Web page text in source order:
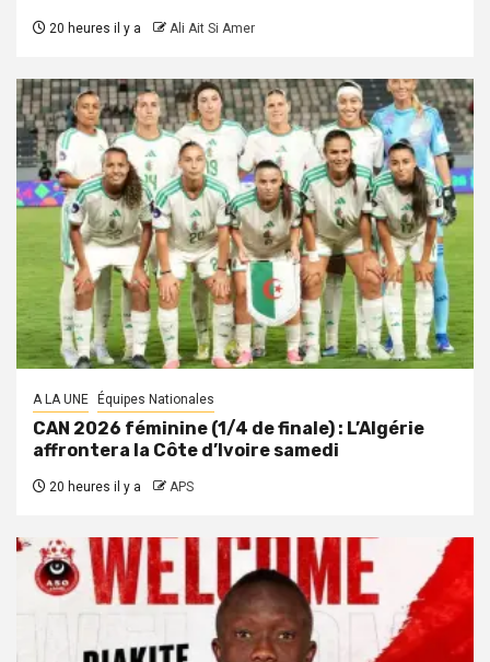
20 heures il y a Ali Ait Si Amer
A LA UNE Équipes Nationales
CAN 2026 féminine (1/4 de finale) : L’Algérie
affrontera la Côte d’Ivoire samedi
20 heures il y a APS